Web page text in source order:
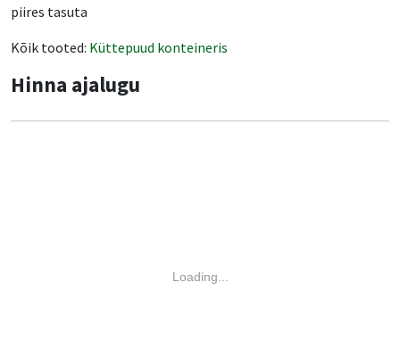
piires tasuta
Kõik tooted: Küttepuud konteineris
Hinna ajalugu
Loading...